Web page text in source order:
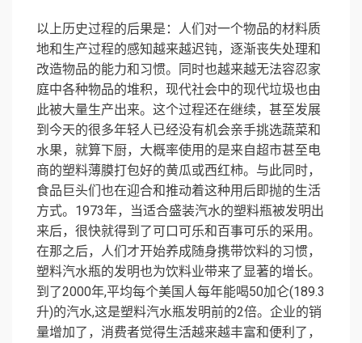
以上历史过程的后果是：人们对一个物品的材料质
地和生产过程的感知越来越迟钝，逐渐丧失处理和
改造物品的能力和习惯。同时也越来越无法容忍家
庭中各种物品的堆积，现代社会中的现代垃圾也由
此被大量生产出来。这个过程还在继续，甚至发展
到今天的很多年轻人已经没有机会亲手挑选蔬菜和
水果，就算下厨，大概率使用的是来自超市甚至电
商的塑料薄膜打包好的黄瓜或西红柿。 与此同时，
食品巨头们也在迎合和推动着这种用后即抛的生活
方式。1973年，当适合盛装汽水的塑料瓶被发明出
来后，很快就得到了可口可乐和百事可乐的采用。
在那之后，人们才开始养成随身携带饮料的习惯，
塑料汽水瓶的发明也为饮料业带来了显著的增长。
到了2000年,平均每个美国人每年能喝50加仑(189.3
升)的汽水,这是塑料汽水瓶发明前的2倍。企业的销
量增加了，消费者觉得生活越来越丰富和便利了，